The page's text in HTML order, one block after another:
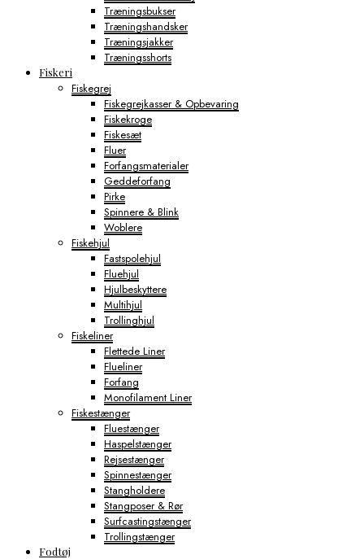
Træningsbukser
Træningshandsker
Træningsjakker
Træningsshorts
Fiskeri
Fiskegrej
Fiskegrejkasser & Opbevaring
Fiskekroge
Fiskesæt
Fluer
Forfangsmaterialer
Geddeforfang
Pirke
Spinnere & Blink
Woblere
Fiskehjul
Fastspolehjul
Fluehjul
Hjulbeskyttere
Multihjul
Trollinghjul
Fiskeliner
Flettede Liner
Flueliner
Forfang
Monofilament Liner
Fiskestænger
Fluestænger
Haspelstænger
Rejsestænger
Spinnestænger
Stangholdere
Stangposer & Rør
Surfcastingstænger
Trollingstænger
Fodtøj